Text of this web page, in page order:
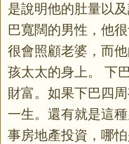
是說明他的肚量以
巴寬闊的男性，他
很會照顧老婆，而
孩太太的身上。 下
財富。如果下巴四
一生。還有就是這
事房地產投資，哪